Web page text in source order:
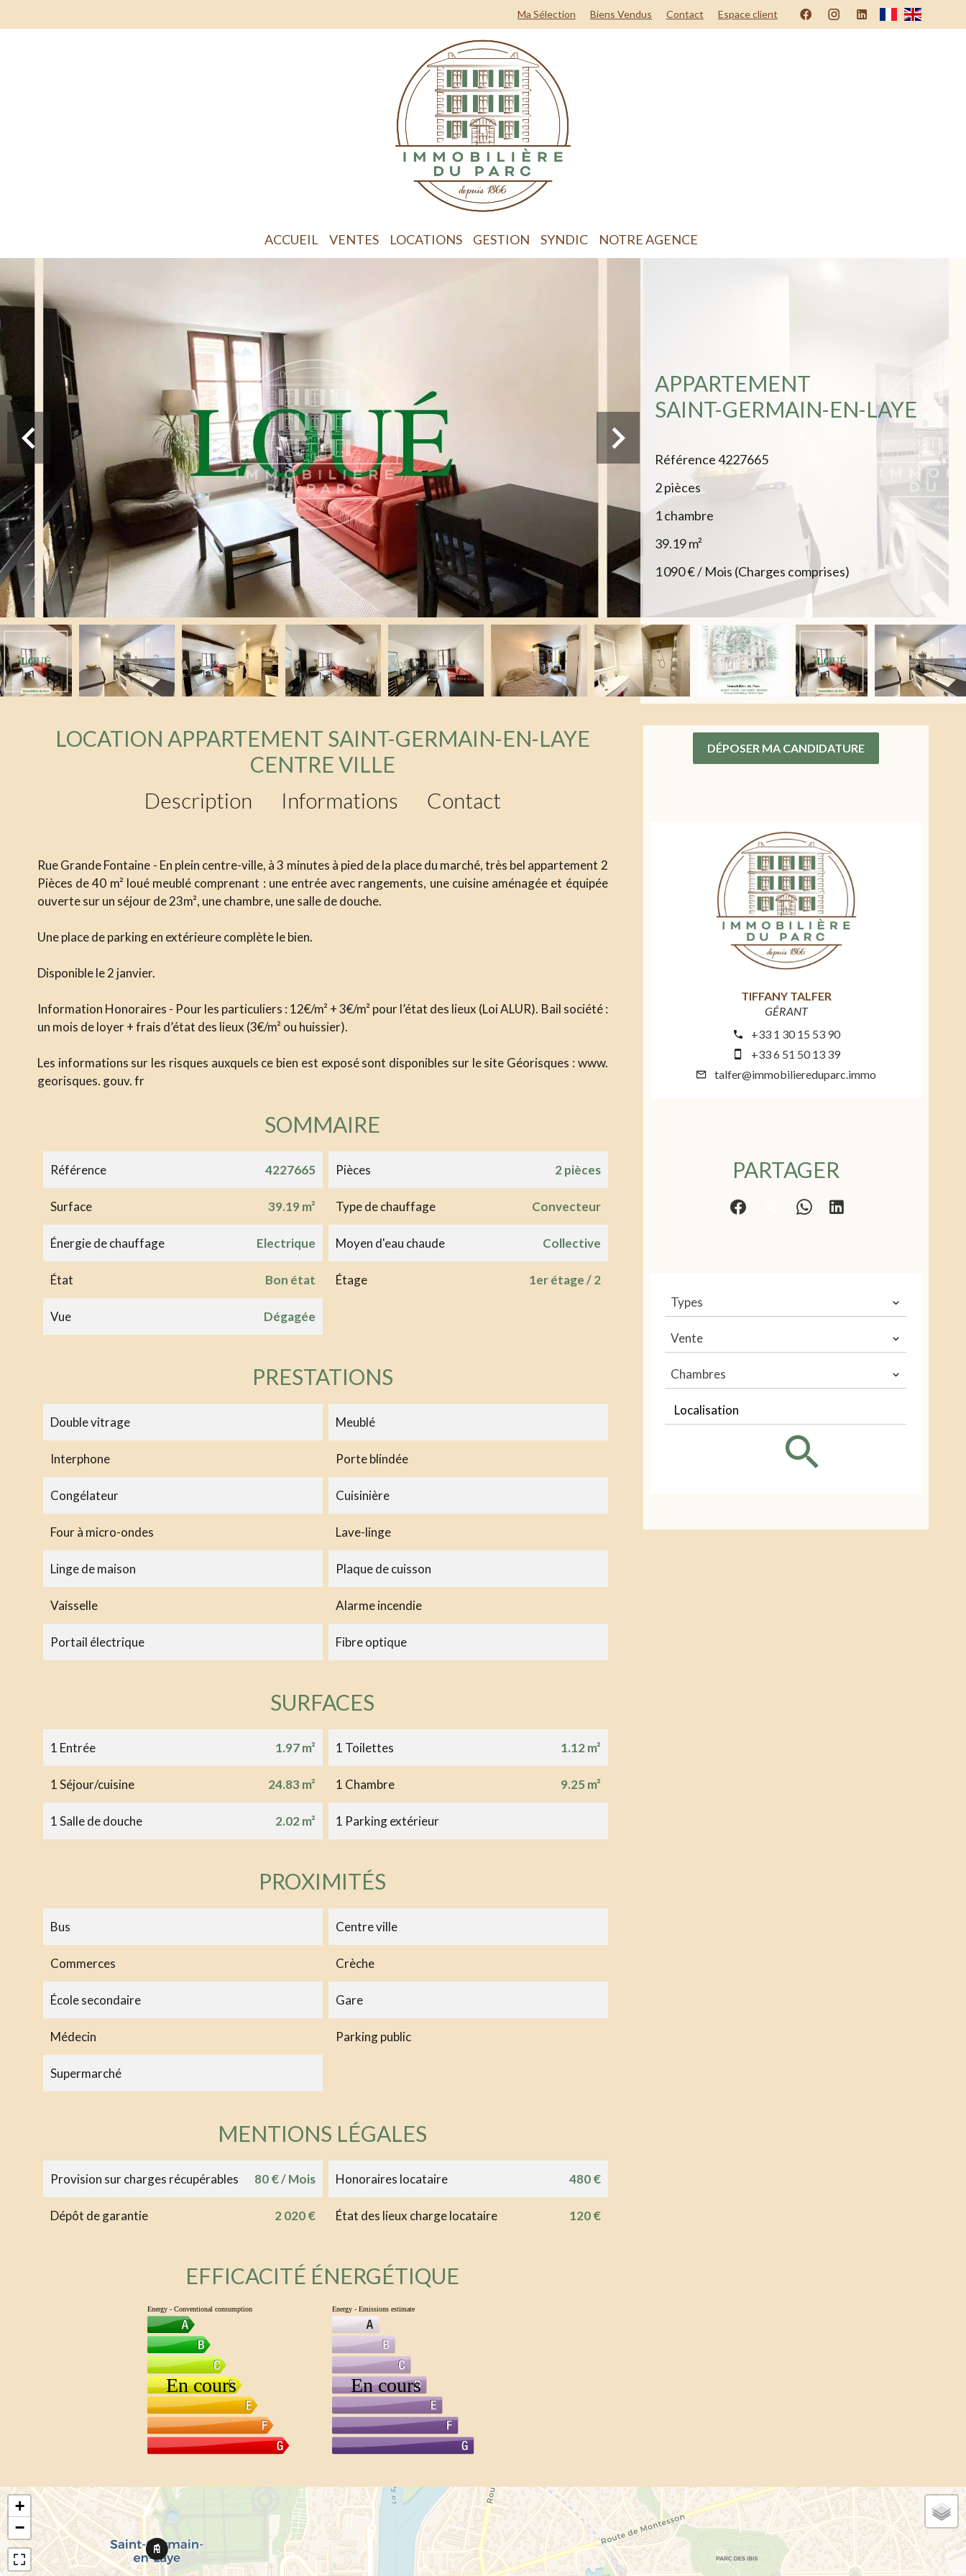
Ma Sélection Biens Vendus Contact Espace client
ACCUEIL VENTES LOCATIONS GESTION SYNDIC NOTRE AGENCE
APPARTEMENT
SAINT-GERMAIN-EN-LAYE
Référence4227665
2 pièces
1 chambre
39.19m²
1 090 € / Mois (Charges comprises)
LOCATION APPARTEMENT SAINT-GERMAIN-EN-LAYE
CENTRE VILLE
Description
Informations Contact
Rue Grande Fontaine - En plein centre-ville, à 3 minutes à pied de la place du marché, très bel appartement 2
Pièces de 40 m² loué meublé comprenant : une entrée avec rangements, une cuisine aménagée et équipée
ouverte sur un séjour de 23m², une chambre, une salle de douche.
Une place de parking en extérieure complète le bien.
Disponible le 2 janvier.
Information Honoraires - Pour les particuliers : 12€/m² + 3€/m² pour l’état des lieux (Loi ALUR). Bail société :
un mois de loyer + frais d’état des lieux (3€/m² ou huissier).
Les informations sur les risques auxquels ce bien est exposé sont disponibles sur le site Géorisques : www.
georisques. gouv. fr
SOMMAIRE
Référence 4227665 Pièces 2 pièces
Surface 39.19 m² Type de chauffage Convecteur
Énergie de chauffage Electrique Moyen d'eau chaude Collective
État Bon état Étage 1er étage / 2
Vue Dégagée
PRESTATIONS
Double vitrage Meublé
Interphone Porte blindée
Congélateur Cuisinière
Four à micro-ondes Lave-linge
Linge de maison Plaque de cuisson
Vaisselle Alarme incendie
Portail électrique Fibre optique
SURFACES
1 Entrée 1.97 m² 1 Toilettes 1.12 m²
1 Séjour/cuisine 24.83 m² 1 Chambre 9.25 m²
1 Salle de douche 2.02 m² 1 Parking extérieur
PROXIMITÉS
Bus Centre ville
Commerces Crèche
École secondaire Gare
Médecin Parking public
Supermarché
MENTIONS LÉGALES
Provision sur charges récupérables 80 € / Mois Honoraires locataire 480 €
Dépôt de garantie 2 020 € État des lieux charge locataire 120 €
EFFICACITÉ ÉNERGÉTIQUE
DÉPOSER MA CANDIDATURE
TIFFANY TALFER
GÉRANT
+33 1 30 15 53 90
+33 6 51 50 13 39
talfer@immobiliereduparc.immo
PARTAGER
Types
Vente
Chambres
Localisation
+
−